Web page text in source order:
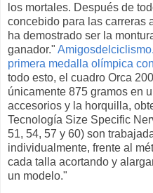
los mortales. Después de
concebido para las carreras
ha demostrado ser la
ganador."
primera medalla olímpica
todo esto, el cuadro Orca
únicamente 875 gramos en
accesorios y la horquilla,
Tecnología Size Specific
51, 54, 57 y 60) son
individualmente, frente al
cada talla acortando y
un modelo."